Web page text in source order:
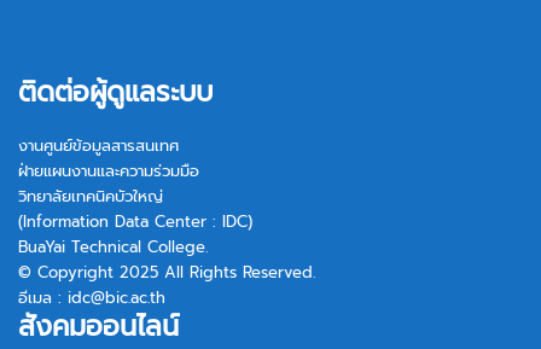
ติดต่อผู้ดูแลระบบ
งานศูนย์ข้อมูลสารสนเทศ
ฝ่ายแผนงานและความร่วมมือ
วิทยาลัยเทคนิคบัวใหญ่
(Information Data Center : IDC)
BuaYai Technical College.
© Copyright 2025 All Rights Reserved.
อีเมล : idc@bic.ac.th
สังคมออนไลน์